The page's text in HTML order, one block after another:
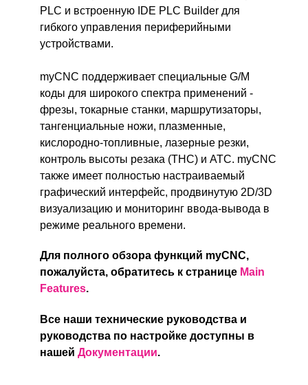
PLC и встроенную IDE PLC Builder для
гибкого управления периферийными
устройствами.
myCNC поддерживает специальные G/M
коды для широкого спектра применений -
фрезы, токарные станки, маршрутизаторы,
тангенциальные ножи, плазменные,
кислородно-топливные, лазерные резки,
контроль высоты резака (THC) и ATC. myCNC
также имеет полностью настраиваемый
графический интерфейс, продвинутую 2D/3D
визуализацию и мониторинг ввода-вывода в
режиме реального времени.
Для полного обзора функций myCNC,
пожалуйста, обратитесь к странице Main
Features.
Все наши технические руководства и
руководства по настройке доступны в
нашей Документации.